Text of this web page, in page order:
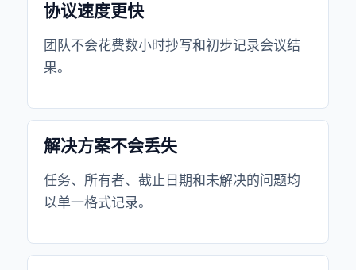
协议速度更快
团队不会花费数小时抄写和初步记录会议结
果。
解决方案不会丢失
任务、所有者、截止日期和未解决的问题均
以单一格式记录。